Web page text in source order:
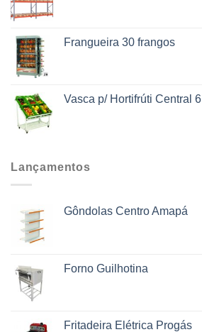
Frangueira 30 frangos
Vasca p/ Hortifrúti Central 6
Lançamentos
Gôndolas Centro Amapá
Forno Guilhotina
Fritadeira Elétrica Progás